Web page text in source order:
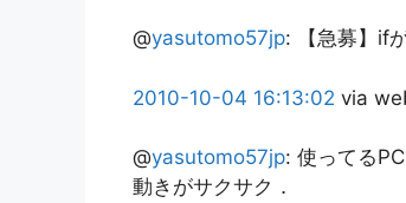
@yasutomo57jp: 【急募】if
2010-10-04 16:13:02 via
@yasutomo57jp: 使ってる
動きがサクサク．